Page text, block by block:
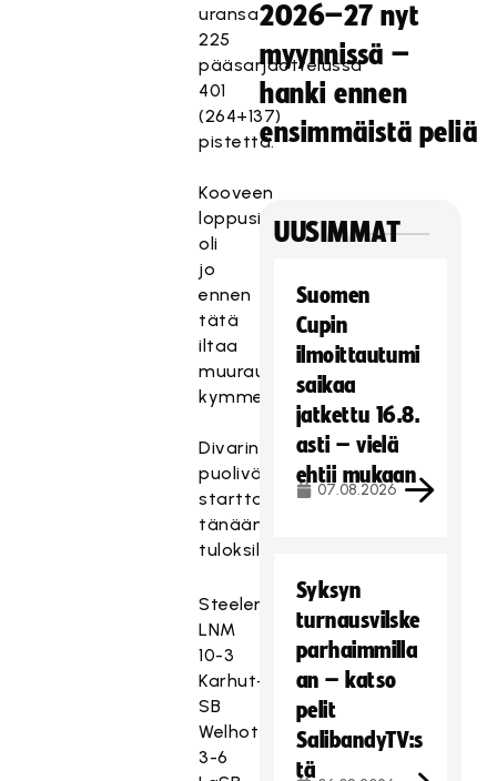
uransa
225
pääsarjaottelussa
401
(264+137)
pistettä.
Kooveen
loppusijoitukseksi
oli
jo
ennen
tätä
iltaa
muurautunut
kymmenes.
Divarin
puolivälierät
starttasivat
tänään
tuloksilla
Steelers-
LNM
10-3
Karhut-
SB
Welhot
3-6
2026–27 nyt
myynnissä –
hanki ennen
ensimmäistä peliä
UUSIMMAT
Suomen
Cupin
ilmoittautumi
saikaa
jatkettu 16.8.
asti – vielä
ehtii mukaan
07.08.2026
Syksyn
turnausvilske
parhaimmilla
an – katso
pelit
SalibandyTV:s
tä